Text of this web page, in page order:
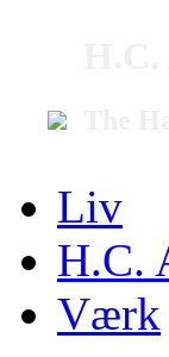
Liv
H.C.
Værk